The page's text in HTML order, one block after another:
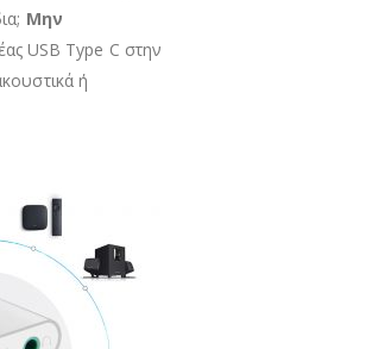
Μην
USB Type C στην
ή